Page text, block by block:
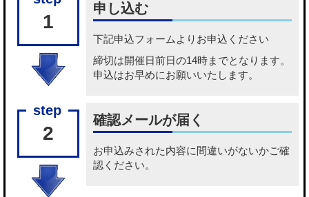
1
申し込む
下記申込フォーム よりお申込ください
締切は開催日前日の14時までとなります。
申込はお早めにお願いいたします。
2
確認メールが届く
お申込みされた内容に間違いがないかご確
認ください。